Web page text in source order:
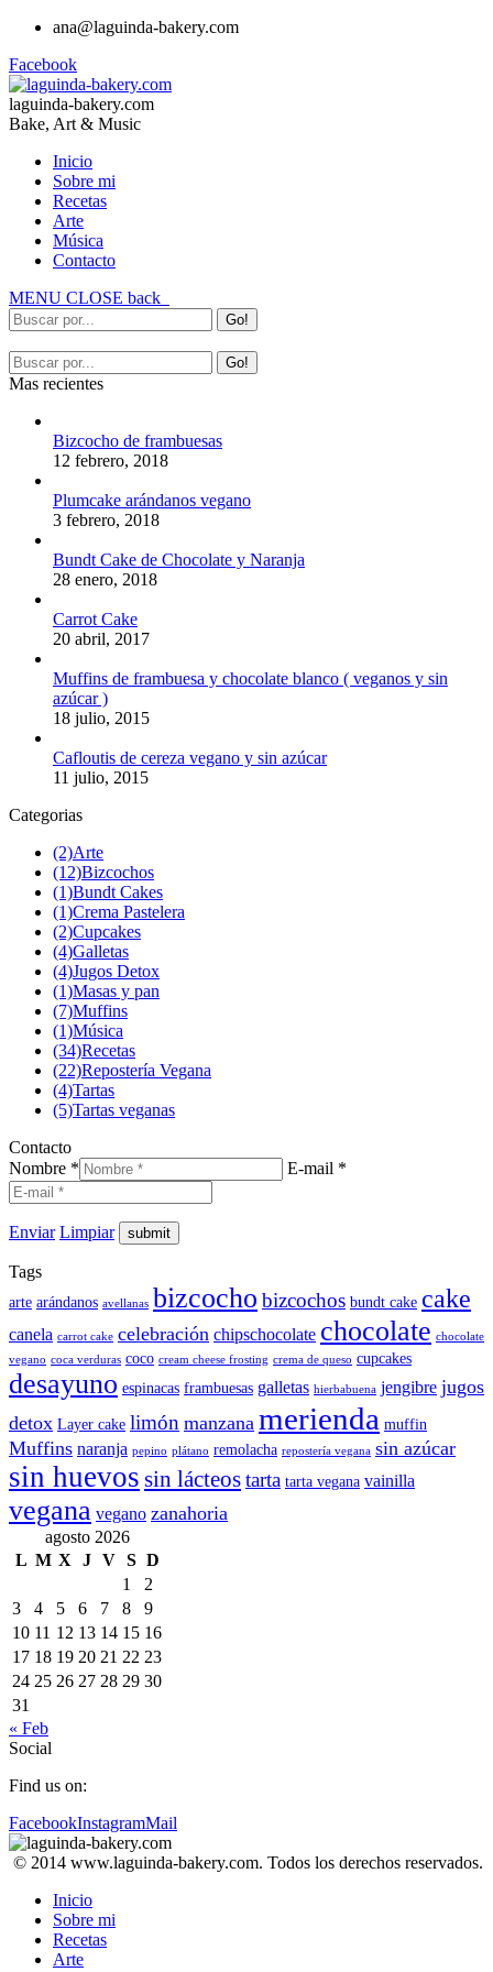
ana@laguinda-bakery.com
Facebook
laguinda-bakery.com
Bake, Art & Music
Inicio
Sobre mi
Recetas
Arte
Música
Contacto
MENU CLOSE back
Mas recientes
Bizcocho de frambuesas
12 febrero, 2018
Plumcake arándanos vegano
3 febrero, 2018
Bundt Cake de Chocolate y Naranja
28 enero, 2018
Carrot Cake
20 abril, 2017
Muffins de frambuesa y chocolate blanco ( veganos y sin
azúcar )
18 julio, 2015
Cafloutis de cereza vegano y sin azúcar
11 julio, 2015
Categorias
(2)Arte
(12)Bizcochos
(1)Bundt Cakes
(1)Crema Pastelera
(2)Cupcakes
(4)Galletas
(4)Jugos Detox
(1)Masas y pan
(7)Muffins
(1)Música
(34)Recetas
(22)Repostería Vegana
(4)Tartas
(5)Tartas veganas
Contacto
Nombre *
E-mail *
Enviar Limpiar
Tags
arte arándanos avellanas bizcocho bizcochos bundt cake cake
canela carrot cake celebración chipschocolate chocolate chocolate
vegano coca verduras coco cream cheese frosting crema de queso cupcakes
desayuno espinacas frambuesas galletas hierbabuena jengibre jugos
detox Layer cake limón manzana merienda muffin
Muffins naranja pepino plátano remolacha repostería vegana sin azúcar
sin huevos sin lácteostarta tarta vegana vainilla
vegana vegano zanahoria
agosto 2026
L M X J V S D
1
2
3
4 5 6 7 8
9
10 11 12 13 14 15 16
17 18 19 20 21 22 23
24 25 26 27 28 29 30
31
« Feb
Social
Find us on:
FacebookInstagramMail
© 2014 www.laguinda-bakery.com. Todos los derechos reservados.
Inicio
Sobre mi
Recetas
Arte